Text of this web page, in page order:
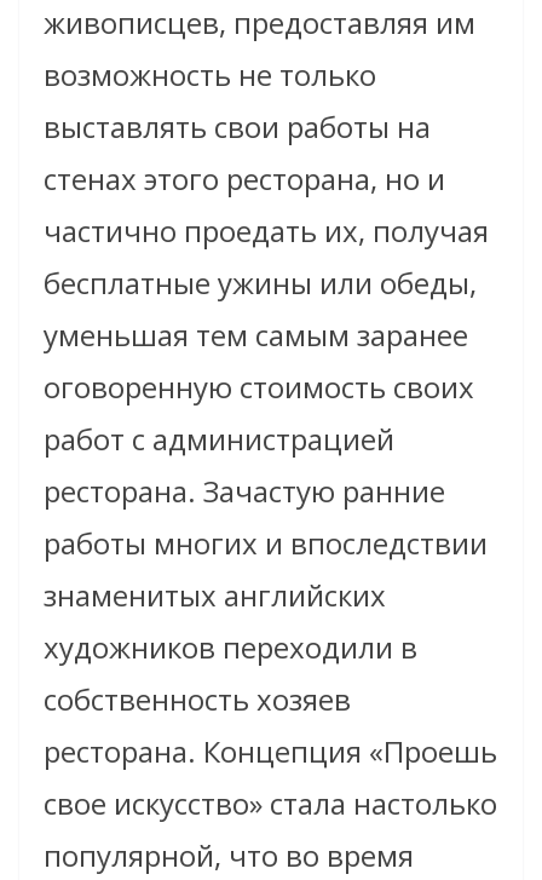
живописцев, предоставляя им
возможность не только
выставлять свои работы на
стенах этого ресторана, но и
частично проедать их, получая
бесплатные ужины или обеды,
уменьшая тем самым заранее
оговоренную стоимость своих
работ с администрацией
ресторана. Зачастую ранние
работы многих и впоследствии
знаменитых английских
художников переходили в
собственность хозяев
ресторана. Концепция «Проешь
свое искусство» стала настолько
популярной, что во время